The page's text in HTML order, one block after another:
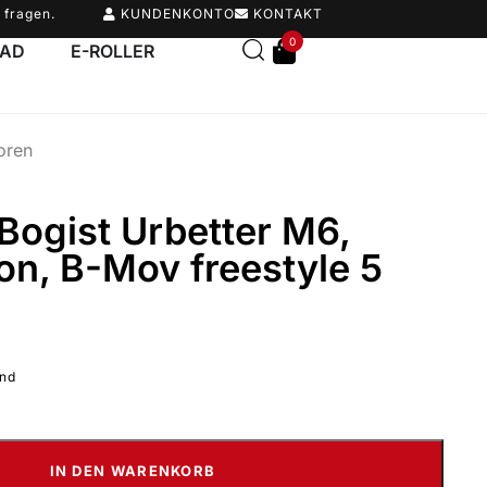
fragen. KUNDENKONTO KONTAKT
E-ROLLER 0
Urbetter M6,
B-Mov freestyle 5
IN DEN WARENKORB